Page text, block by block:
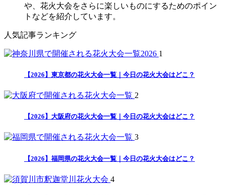
や、花火大会をさらに楽しいものにするためのポイン
トなどを紹介しています。
人気記事ランキング
1
【2026】東京都の花火大会一覧｜今日の花火大会はどこ？
2
【2026】大阪府の花火大会一覧｜今日の花火大会はどこ？
3
【2026】福岡県の花火大会一覧｜今日の花火大会はどこ？
4